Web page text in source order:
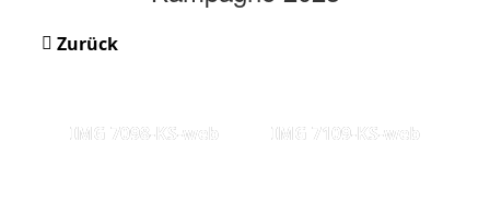
Zurück
IMG 7098-KS-web IMG 7109-KS-web